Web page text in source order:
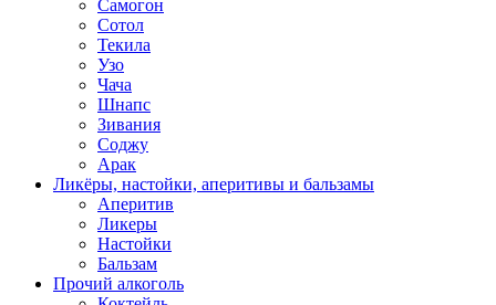
Самогон
Сотол
Текила
Узо
Чача
Шнапс
Зивания
Соджу
Арак
Ликёры, настойки, аперитивы и бальзамы
Аперитив
Ликеры
Настойки
Бальзам
Прочий алкоголь